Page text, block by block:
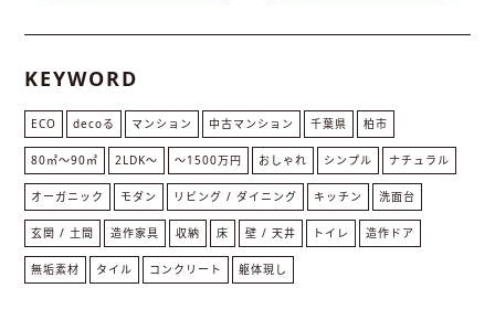
KEYWORD
ECO decoる マンション 中古マンション 千葉県 柏市
80㎡〜90㎡ 2LDK〜 ～1500万円 おしゃれ シンプル ナチュラル
オーガニック モダン リビング / ダイニング キッチン 洗面台
玄関 / 土間 造作家具 収納 床 壁 / 天井 トイレ 造作ドア
無垢素材 タイル コンクリート 躯体現し